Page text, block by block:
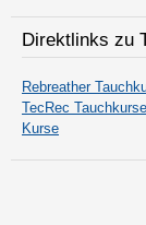
Direktlinks zu
Rebreather
TecRec Tauchkurse
Kurse